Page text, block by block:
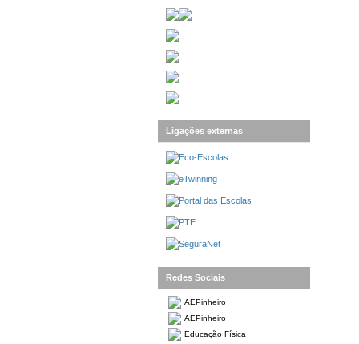
Ligações externas
Redes Sociais
AEPinheiro
AEPinheiro
Educação Física